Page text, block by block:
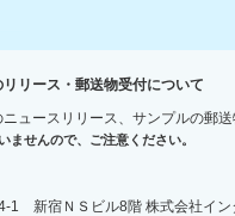
リース・郵送物受付について
ュースリリース、サンプルの郵
せんので、ご注意ください。
1 新宿ＮＳビル8階 株式会社イ